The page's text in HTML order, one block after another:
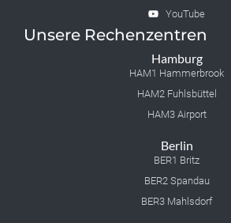
YouTube
Unsere Rechenzentren
Hamburg
HAM1 Hammerbrook
HAM2 Fuhlsbüttel
HAM3 Airport
Berlin
BER1 Britz
BER2 Spandau
BER3 Mahlsdorf